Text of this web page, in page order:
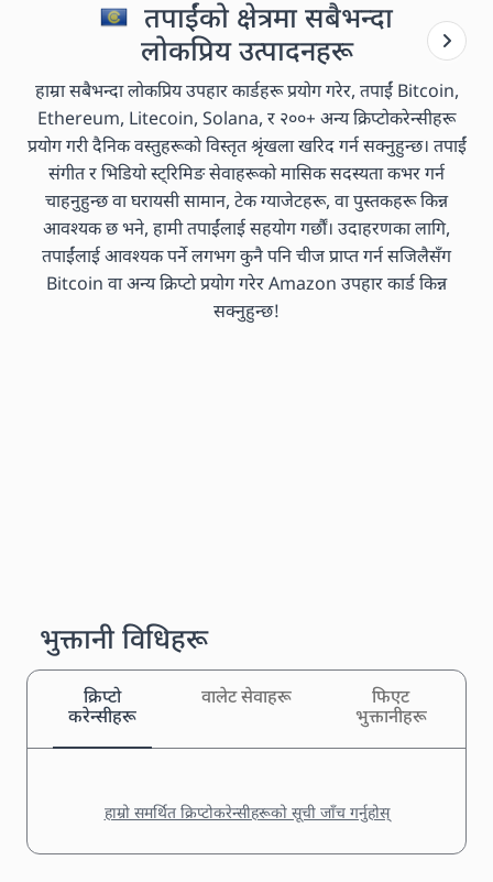
तपाईंको क्षेत्रमा सबैभन्दा
लोकप्रिय उत्पादनहरू
हाम्रा सबैभन्दा लोकप्रिय उपहार कार्डहरू प्रयोग गरेर, तपाईं Bitcoin,
Ethereum, Litecoin, Solana, र २००+ अन्य क्रिप्टोकरेन्सीहरू
प्रयोग गरी दैनिक वस्तुहरूको विस्तृत श्रृंखला खरिद गर्न सक्नुहुन्छ। तपाईं
संगीत र भिडियो स्ट्रिमिङ सेवाहरूको मासिक सदस्यता कभर गर्न
चाहनुहुन्छ वा घरायसी सामान, टेक ग्याजेटहरू, वा पुस्तकहरू किन्न
आवश्यक छ भने, हामी तपाईंलाई सहयोग गर्छौं। उदाहरणका लागि,
तपाईंलाई आवश्यक पर्ने लगभग कुनै पनि चीज प्राप्त गर्न सजिलैसँग
Bitcoin वा अन्य क्रिप्टो प्रयोग गरेर Amazon उपहार कार्ड किन्न
सक्नुहुन्छ!
भुक्तानी विधिहरू
क्रिप्टो
करेन्सीहरू
वालेट सेवाहरू
फिएट
भुक्तानीहरू
हाम्रो समर्थित क्रिप्टोकरेन्सीहरूको सूची जाँच गर्नुहोस्